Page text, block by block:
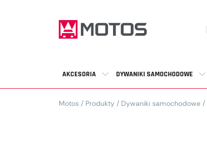
AKCESORIA DYWANIKI SAMOCHODOWE
Motos / Produkty / Dywaniki samochodowe /